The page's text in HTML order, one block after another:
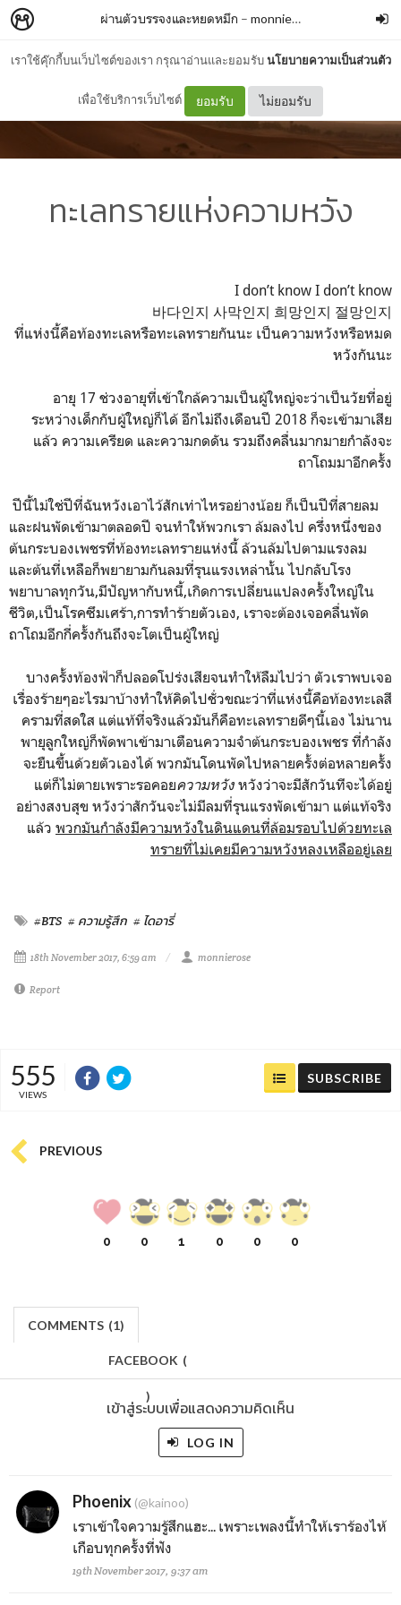
เราใช้คุ๊กกี้บนเว็บไซต์ของเรา กรุณาอ่านและยอมรับนโยบายความเป็นส่วนตัว
เพื่อใช้บริการเว็บไซต์ ยอมรับ ไม่ยอมรับ
ผ่านตัวบรรจงและหยดหมึก – monnierose
ทะเลทรายแห่งความหวัง
I don’t know I don’t know
바다인지 사막인지 희망인지 절망인지
ที่แห่งนี้คือท้องทะเลหรือทะเลทรายกันนะ เป็นความหวังหรือหมด
หวังกันนะ
อายุ 17 ช่วงอายุที่เข้าใกล้ความเป็นผู้ใหญ่จะว่าเป็นวัยที่อยู่
ระหว่างเด็กกับผู้ใหญ่ก็ได้ อีกไม่ถึงเดือนปี 2018 ก็จะเข้ามาเสีย
แล้ว ความเครียด และความกดดัน รวมถึงคลื่นมากมายกำลังจะ
ถาโถมมาอีกครั้ง
ปีนี้ไม่ใช่ปีที่ฉันหวังเอาไว้สักเท่าไหรอย่างน้อย ก็เป็นปีที่สายลม
และฝนพัดเข้ามาตลอดปี จนทำให้พวกเรา ล้มลงไป ครึ่งหนึ่งของ
ต้นกระบองเพชรที่ท้องทะเลทรายแห่งนี้ ล้วนล้มไปตามแรงลม
และต้นที่เหลือก็พยายามกันลมที่รุนแรงเหล่านั้น ไปกลับโรง
พยาบาลทุกวัน,มีปัญหากับหนี้,เกิดการเปลี่ยนแปลงครั้งใหญ่ใน
ชีวิต,เป็นโรคซึมเศร้า,การทำร้ายตัวเอง, เราจะต้องเจอคลื่นพัด
ถาโถมอีกกี่ครั้งกันถึงจะโตเป็นผู้ใหญ่
บางครั้งท้องฟ้าก็ปลอดโปร่งเสียจนทำให้ลืมไปว่า ตัวเราพบเจอ
เรื่องร้ายๆอะไรมาบ้างทำให้คิดไปชั่วขณะว่าที่แห่งนี้คือท้องทะเลสี
ครามที่สดใส แต่แท้ที่จริงแล้วมันก็คือทะเลทรายดีๆนี้เอง ไม่นาน
พายุลูกใหญ่ก็พัดพาเข้ามาเตือนความจำต้นกระบองเพชร ที่กำลัง
จะยืนขึ้นด้วยตัวเองได้ พวกมันโดนพัดไปหลายครั้งต่อหลายครั้ง
แต่ก็ไม่ตายเพราะรอคอยความหวัง หวังว่าจะมีสักวันทีจะได้อยู่
อย่างสงบสุข หวังว่าสักวันจะไม่มีลมที่รุนแรงพัดเข้ามา แต่แท้จริง
แล้ว พวกมันกำลังมีความหวังในดินแดนที่ล้อมรอบไปด้วยทะเล
ทรายที่ไม่เคยมีความหวังหลงเหลืออยู่เลย
#BTS # ความรู้สึก # ไดอารี่
18th November 2017, 6:59 am monnierose
Report
555
VIEWS
SUBSCRIBE
PREVIOUS
0 0 1 0 0 0
COMMENTS (1)
FACEBOOK (
)
เข้าสู่ระบบเพื่อแสดงความคิดเห็น
LOG IN
Phoenix (@kainoo)
เราเข้าใจความรู้สึกแฮะ... เพราะเพลงนี้ทำให้เราร้องไห้
เกือบทุกครั้งที่ฟัง
19th November 2017, 9:37 am